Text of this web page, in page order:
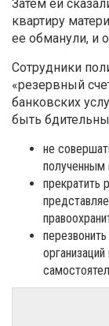
Затем ей
квартиру
ее обманули, и
Сотрудники
«резервный
банковских
быть
не
полученным
прекратить